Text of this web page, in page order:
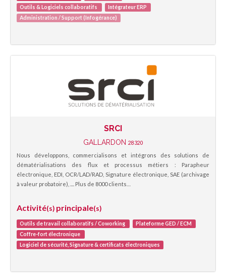
Outils & Logiciels collaboratifs
Intégrateur ERP
Administration / Support (Infogérance)
SRCI
GALLARDON 28320
Nous développons, commercialisons et intégrons des solutions de
dématérialisations des flux et processus métiers : Parapheur
électronique, EDI, OCR/LAD/RAD, Signature électronique, SAE (archivage
à valeur probatoire), .... Plus de 8000 clients…
Activité(s) principale(s)
Outils de travail collaboratifs / Coworking
Plateforme GED / ECM
Coffre-fort électronique
Logiciel de sécurité, Signature & certificats électroniques